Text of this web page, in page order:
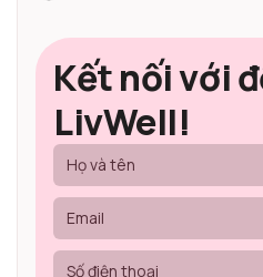
Kết nối với
LivWell!